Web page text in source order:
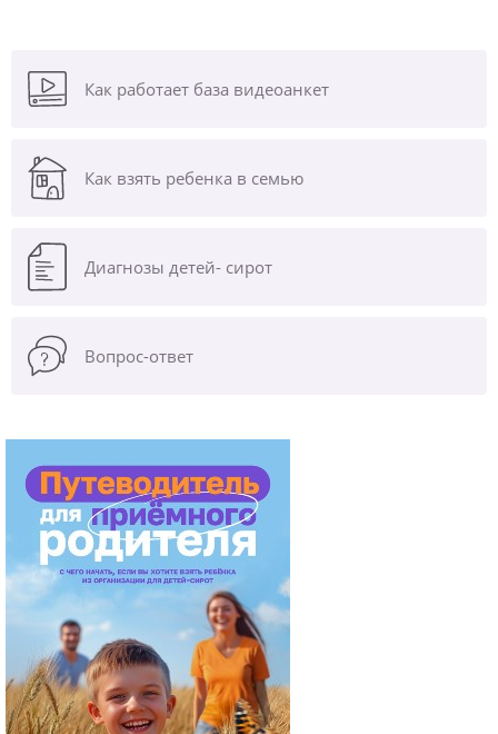
Как работает база видеоанкет
Как взять ребенка в семью
Диагнозы детей- сирот
Вопрос-ответ